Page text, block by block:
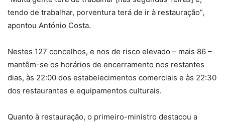
tendo de trabalhar, porventura terá de ir à restauração”,
apontou António Costa.
Nestes 127 concelhos, e nos de risco elevado – mais 86 –
mantêm-se os horários de encerramento nos restantes
dias, às 22:00 dos estabelecimentos comerciais e às 22:30
dos restaurantes e equipamentos culturais.
Quanto à restauração, o primeiro-ministro destacou a